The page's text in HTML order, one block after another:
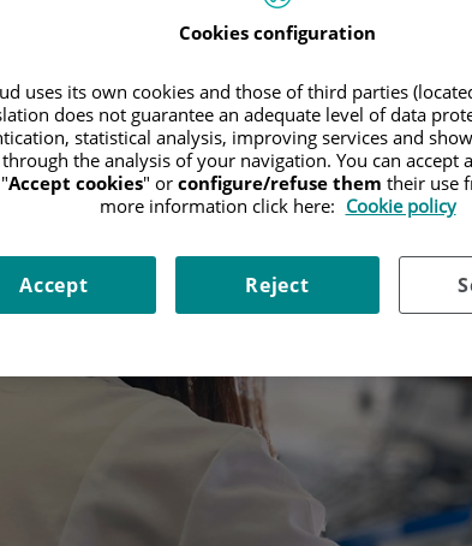
Cookies configuration
uses its own cookies and those of third parties
does not guarantee an adequate level of data
statistical analysis, improving services and
the analysis of your navigation. You can accept
Accept cookies" or configure/refuse them their use
more information click here: Cookie policy
Reject
Accept